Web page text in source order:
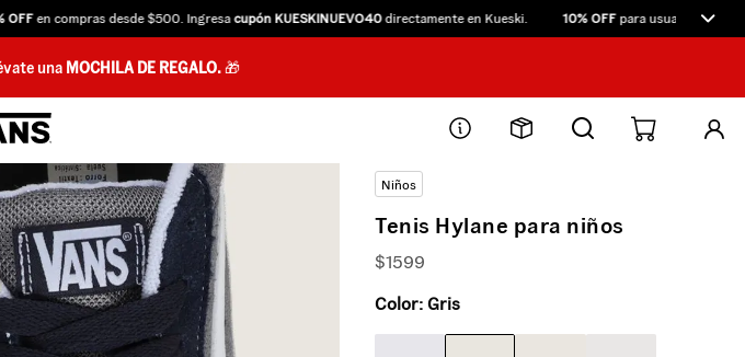
en compras desde $500. Ingresacupón KUESKINUEVO40directamente en Kueski. 10% OFFpara usuarios nuevos y
una MOCHILA DE REGALO.🎁
Niños
Tenis Hylane para niños
$1599
Color:Gris